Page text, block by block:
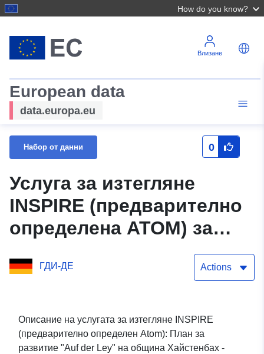
How do you know?
Влизане
European data
data.europa.eu
Набор от данни 0
Услуга за изтегляне
INSPIRE (предварително
определена ATOM) за
набор от данни Auf der
LeyГДИ-ДЕ Actions
Описание на услугата за изтегляне INSPIRE
(предварително определен Atom): План за
развитие "Auf der Ley" на община Хайстенбах -